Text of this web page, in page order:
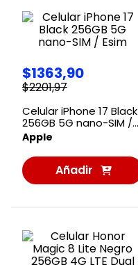
$1363,90
$2201,97
Celular iPhone 17 Black
256GB 5G nano-SIM /
Esim
Apple
Añadir
al